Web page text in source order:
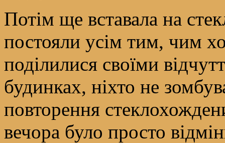
Потім ще вставала на
постояли усім тим, чим
поділилися своїми
будинках, ніхто не
повторення
вечора було просто